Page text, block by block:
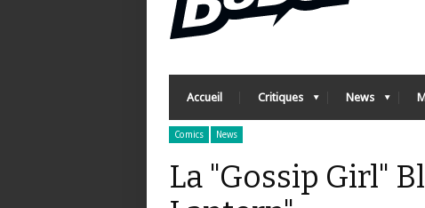
Accueil Critiques News
Comics News
La "Gossip Girl"